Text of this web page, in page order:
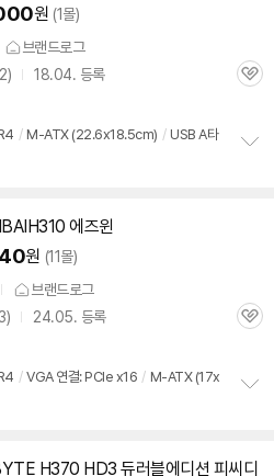
원 (1몰)
브랜드로그
2) 18.04. 등록
관
/ M-ATX (22.6x18.5cm) / USB A타
에즈윈
원 (11몰)
브랜드로그
24.05. 등록
관
/ VGA 연결: PCIe x16 / M-ATX (17x
치
H370 HD3 듀러블에디션 피씨디